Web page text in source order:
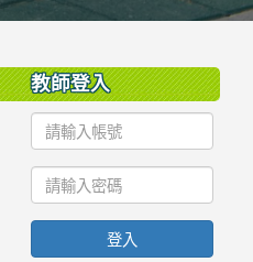
教師登入
登入